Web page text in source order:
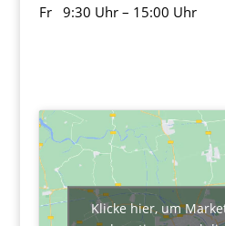
Fr 9:30 Uhr – 15:00 Uhr
Klicke hier, um